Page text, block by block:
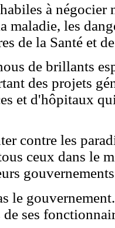
à négocier
maladie, les
de la Santé et
de brillants
des projets
et d'hôpitaux
contre les
ceux dans le
le
ses